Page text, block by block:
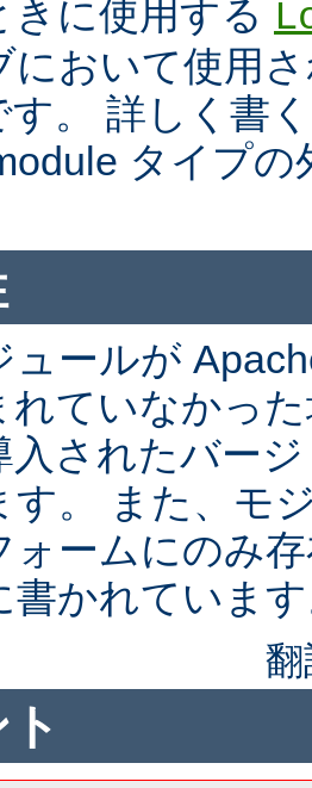
きに使用する
において使用
す。 詳しく書
タイプの
ュールが
れていなかっ
入されたバー
す。 また、モ
ォームにのみ
書かれていま